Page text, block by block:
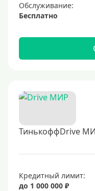
Обслуживание:
Бесплатно
ТинькоффDrive
Кредитный лимит:
до 1 000 000 ₽